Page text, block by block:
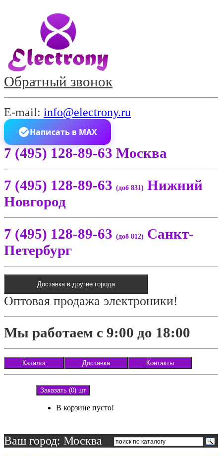
Обратный звонок
E-mail: info@electrony.ru
Написать в MAX
7 (495) 128-89-63 Москва
7 (495) 128-89-63 (доб 831) Нижний
Новгород
7 (495) 128-89-63 (доб 812) Санкт-
Петербург
Доставка в другие города
Оптовая продажа электроники!
Мы работаем с 9:00 до 18:00
Каталог Доставка Контакты
Заказать (0) шт
В корзине пусто!
Ваш город: Москва